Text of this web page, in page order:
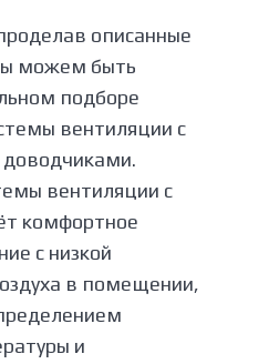
описанные
можем быть
подборе
вентиляции с
вентиляции с
комфортное
с низкой
в помещении,
и